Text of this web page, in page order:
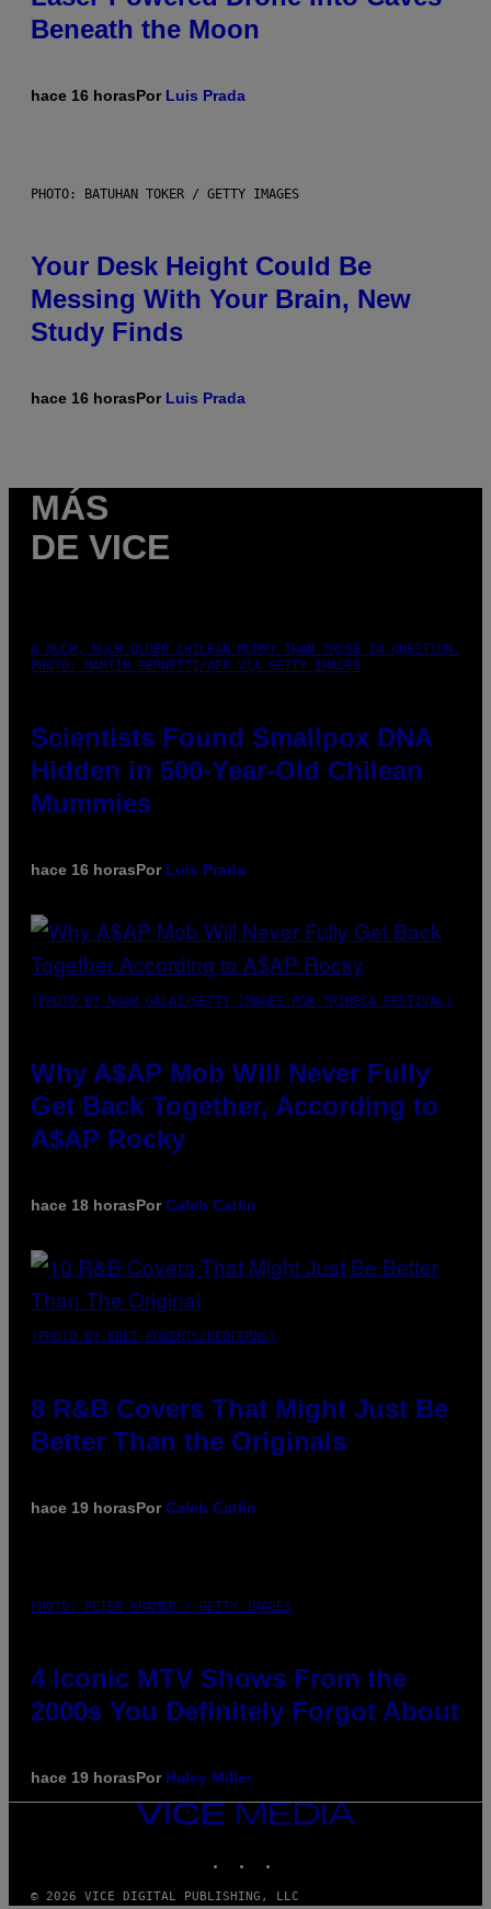
Beneath the Moon
hace 16 horasPor Luis Prada
PHOTO: BATUHAN TOKER / GETTY IMAGES
Your Desk Height Could Be
Messing With Your Brain, New
Study Finds
hace 16 horasPor Luis Prada
MÁS
DE VICE
A MUCH, MUCH OLDER CHILEAN MUMMY THAN THOSE IN QUESTION.
PHOTO: MARTIN BERNETTI/AFP VIA GETTY IMAGES
Scientists Found Smallpox DNA
Hidden in 500-Year-Old Chilean
Mummies
hace 16 horasPor Luis Prada
(PHOTO BY NOAM GALAI/GETTY IMAGES FOR TRIBECA FESTIVAL)
Why A$AP Mob Will Never Fully
Get Back Together, According to
A$AP Rocky
hace 18 horasPorCaleb Catlin
(PHOTO BY EBET ROBERTS/REDFERNS)
8 R&B Covers That Might Just Be
Better Than the Originals
hace 19 horasPorCaleb Catlin
PHOTO: PETER KRAMER / GETTY IMAGES
4 Iconic MTV Shows From the
2000s You Definitely Forgot About
hace 19 horasPor Haley Miller
VICE
© 2026 VICE DIGITAL PUBLISHING, LLC